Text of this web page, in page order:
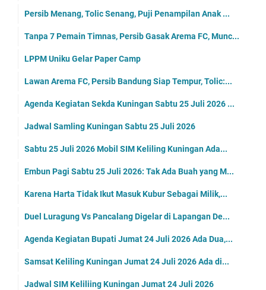
Persib Menang, Tolic Senang, Puji Penampilan Anak ...
Tanpa 7 Pemain Timnas, Persib Gasak Arema FC, Munc...
LPPM Uniku Gelar Paper Camp
Lawan Arema FC, Persib Bandung Siap Tempur, Tolic:...
Agenda Kegiatan Sekda Kuningan Sabtu 25 Juli 2026 ...
Jadwal Samling Kuningan Sabtu 25 Juli 2026
Sabtu 25 Juli 2026 Mobil SIM Keliling Kuningan Ada...
Embun Pagi Sabtu 25 Juli 2026: Tak Ada Buah yang M...
Karena Harta Tidak Ikut Masuk Kubur Sebagai Milik,...
Duel Luragung Vs Pancalang Digelar di Lapangan De...
Agenda Kegiatan Bupati Jumat 24 Juli 2026 Ada Dua,...
Samsat Keliling Kuningan Jumat 24 Juli 2026 Ada di...
Jadwal SIM Keliliing Kuningan Jumat 24 Juli 2026